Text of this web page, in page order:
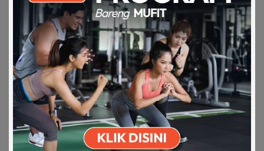
Download on the
Apps Store
Get it on Play
Store
SHARE
RELATED ARTICLES